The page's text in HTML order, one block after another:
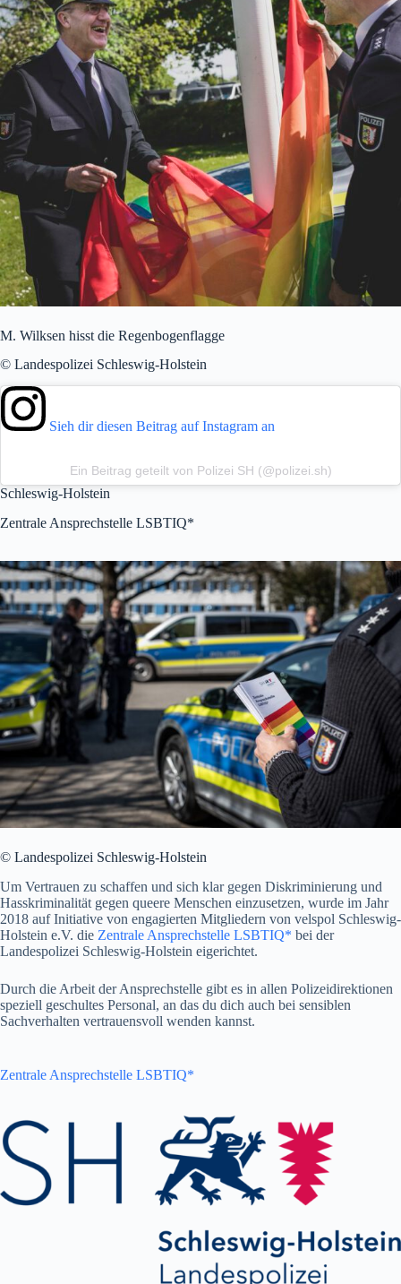
M. Wilksen hisst die Regenbogenflagge
© Landespolizei Schleswig-Holstein
Sieh dir diesen Beitrag auf Instagram an
Ein Beitrag geteilt von Polizei SH (@polizei.sh)
Schleswig-Holstein
Zentrale Ansprechstelle LSBTIQ*
© Landespolizei Schleswig-Holstein
Um Vertrauen zu schaffen und sich klar gegen Diskriminierung und
Hasskriminalität gegen queere Menschen einzusetzen, wurde im Jahr
2018 auf Initiative von engagierten Mitgliedern von velspol Schleswig-
Holstein e.V. die Zentrale Ansprechstelle LSBTIQ* bei der
Landespolizei Schleswig-Holstein eigerichtet.
Durch die Arbeit der Ansprechstelle gibt es in allen Polizeidirektionen
speziell geschultes Personal, an das du dich auch bei sensiblen
Sachverhalten vertrauensvoll wenden kannst.
Zentrale Ansprechstelle LSBTIQ*